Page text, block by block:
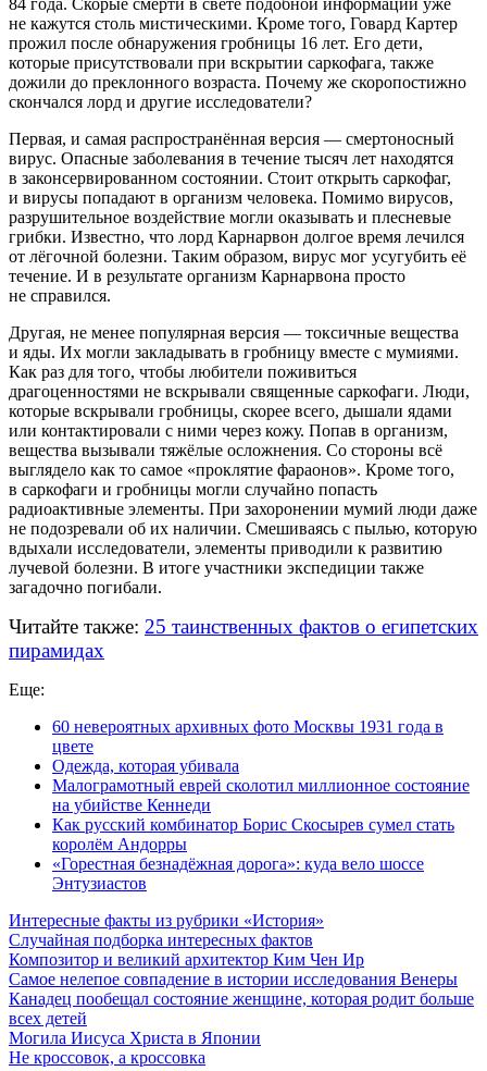
не кажутся столь мистическими. Кроме того, Говард Картер
прожил после обнаружения гробницы 16 лет. Его дети,
которые присутствовали при вскрытии саркофага, также
дожили до преклонного возраста. Почему же скоропостижно
скончался лорд и другие исследователи?
Первая, и самая распространённая версия — смертоносный
вирус. Опасные заболевания в течение тысяч лет находятся
в законсервированном состоянии. Стоит открыть саркофаг,
и вирусы попадают в организм человека. Помимо вирусов,
разрушительное воздействие могли оказывать и плесневые
грибки. Известно, что лорд Карнарвон долгое время лечился
от лёгочной болезни. Таким образом, вирус мог усугубить её
течение. И в результате организм Карнарвона просто
не справился.
Другая, не менее популярная версия — токсичные вещества
и яды. Их могли закладывать в гробницу вместе с мумиями.
Как раз для того, чтобы любители поживиться
драгоценностями не вскрывали священные саркофаги. Люди,
которые вскрывали гробницы, скорее всего, дышали ядами
или контактировали с ними через кожу. Попав в организм,
вещества вызывали тяжёлые осложнения. Со стороны всё
выглядело как то самое «проклятие фараонов». Кроме того,
в саркофаги и гробницы могли случайно попасть
радиоактивные элементы. При захоронении мумий люди даже
не подозревали об их наличии. Смешиваясь с пылью, которую
вдыхали исследователи, элементы приводили к развитию
лучевой болезни. В итоге участники экспедиции также
загадочно погибали.
Читайте также: 25 таинственных фактов о египетских
пирамидах
Еще:
60 невероятных архивных фото Москвы 1931 года в
цвете
Одежда, которая убивала
Малограмотный еврей сколотил миллионное состояние
на убийстве Кеннеди
Как русский комбинатор Борис Скосырев сумел стать
королём Андорры
«Горестная безнадёжная дорога»: куда вело шоссе
Энтузиастов
Интересные факты из рубрики «История»
Случайная подборка интересных фактов
Композитор и великий архитектор Ким Чен Ир
Самое нелепое совпадение в истории исследования Венеры
Канадец пообещал состояние женщине, которая родит больше
всех детей
Могила Иисуса Христа в Японии
Не кроссовок, а кроссовка